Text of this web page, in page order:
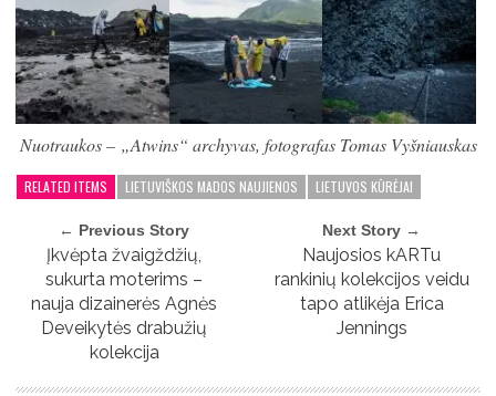
Nuotraukos – „Atwins“ archyvas, fotografas Tomas Vyšniauskas
RELATED ITEMS LIETUVIŠKOS MADOS NAUJIENOS LIETUVOS KŪRĖJAI
← Previous Story
Įkvėpta žvaigždžių,
sukurta moterims –
nauja dizainerės Agnės
Deveikytės drabužių
kolekcija
Next Story →
Naujosios kARTu
rankinių kolekcijos veidu
tapo atlikėja Erica
Jennings